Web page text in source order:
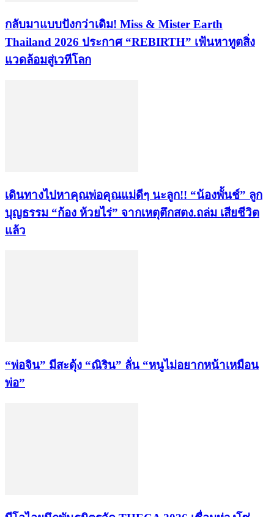
กลับมาแบบปังกว่าเดิม! Miss & Mister Earth
Thailand 2026 ประกาศ “REBIRTH” เฟ้นหาทูตสิ่ง
แวดล้อมสู่เวทีโลก
เดินทางไปหาคุณพ่อคุณแม่ดีๆ นะลูก!! “น้องพั้นช์” ลูก
บุญธรรม “ก้อง ห้วยไร่” จากเหตุตึกสตง.ถล่ม เสียชีวิต
แล้ว
“พ่อจิน” มีสะดุ้ง “ณิริน” ลั่น “หนูไม่อยากหน้าเหมือน
พ่อ”